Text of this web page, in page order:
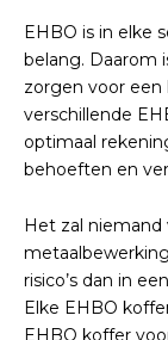
EHBO is in elke
belang. Daarom
zorgen voor een
verschillende
optimaal
behoeften en
Het zal niemand
risico’s dan in
Elke EHBO
EHBO koffer